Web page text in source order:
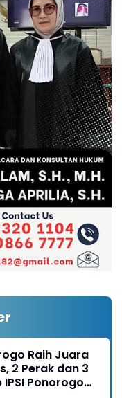
Raih Juara
2 Perak dan 3
Ponorogo